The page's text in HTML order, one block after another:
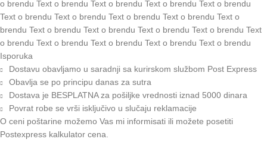
o brendu Text o brendu Text o brendu Text o brendu Text o brendu
Text o brendu Text o brendu Text o brendu Text o brendu Text o
brendu Text o brendu Text o brendu Text o brendu Text o brendu Text
o brendu Text o brendu Text o brendu Text o brendu Text o brendu
Isporuka
Dostavu obavljamo u saradnji sa kurirskom službom Post Express
Obavlja se po principu danas za sutra
Dostava je BESPLATNA za pošiljke vrednosti iznad 5000 dinara
Povrat robe se vrši isključivo u slučaju reklamacije
O ceni poštarine možemo Vas mi informisati ili možete posetiti
Postexpress kalkulator cena